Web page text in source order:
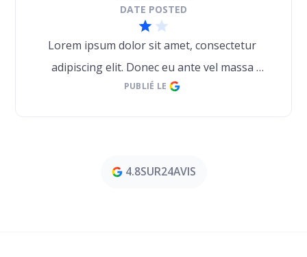
DATE POSTED
Lorem ipsum dolor sit amet, consectetur
adipiscing elit. Donec eu ante vel massa
blandit lobortis. Phasellus elit nibh,
PUBLIÉ LE
4.8SUR24AVIS